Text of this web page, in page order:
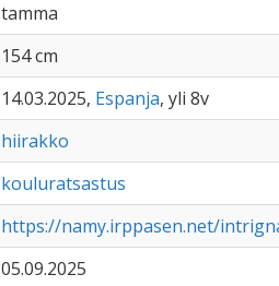
tamma
154 cm
14.03.2025, Espanja, yli 8v
hiirakko
kouluratsastus
https://namy.irppasen.net/
05.09.2025